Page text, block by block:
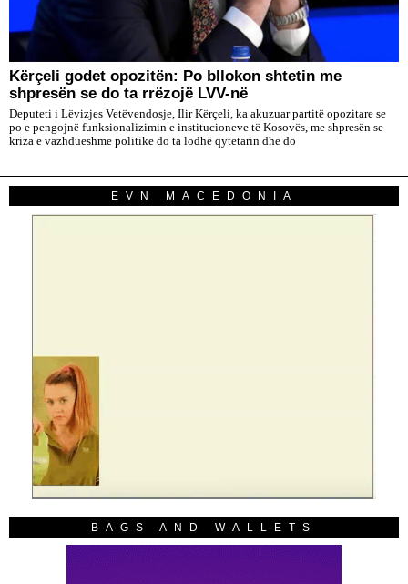
Kërçeli godet opozitën: Po bllokon shtetin me
shpresën se do ta rrëzojë LVV-në
Deputeti i Lëvizjes Vetëvendosje, Ilir Kërçeli, ka akuzuar partitë opozitare se
po e pengojnë funksionalizimin e institucioneve të Kosovës, me shpresën se
kriza e vazhdueshme politike do ta lodhë qytetarin dhe do
EVN MACEDONIA
BAGS AND WALLETS